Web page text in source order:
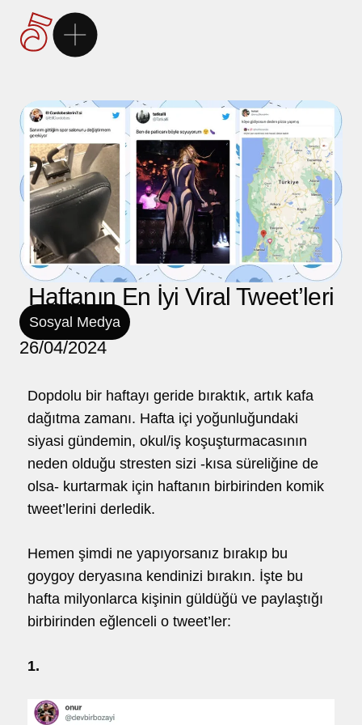
5Brand
Markalarımız
Hizmetlerimiz
Kariyer
İletişim
hello@5brand.co hello@5brand.co
Haftanın En İyi Viral Tweet’leri
Sosyal Medya
26/04/2024
Dopdolu bir haftayı geride bıraktık, artık kafa
dağıtma zamanı. Hafta içi yoğunluğundaki
siyasi gündemin, okul/iş koşuşturmacasının
neden olduğu stresten sizi -kısa süreliğine de
olsa- kurtarmak için haftanın birbirinden komik
tweet’lerini derledik.
Hemen şimdi ne yapıyorsanız bırakıp bu
goygoy deryasına kendinizi bırakın. İşte bu
hafta milyonlarca kişinin güldüğü ve paylaştığı
birbirinden eğlenceli o tweet’ler:
1.